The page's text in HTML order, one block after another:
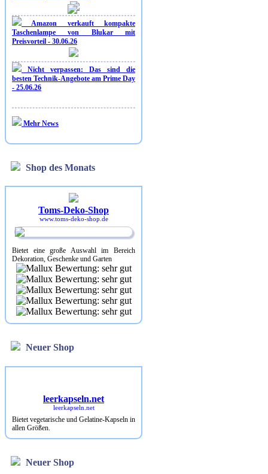
Amazon verkauft kompakte
Taschenlampe von Blukar mit
Preisvorteil - 30.06.26
Nicht verpassen: Das sind die
besten Technik-Angebote am Prime Day
- 25.06.26
Mehr News
Shop des Monats
Toms-Deko-Shop
www.toms-deko-shop.de
Bietet eine große Auswahl im Bereich
Dekoration, Geschenke und Garten
Neuer Shop
leerkapseln.net
leerkapseln.net
Bietet vegetarische und Gelatine-Kapseln in
allen Größen.
Neuer Shop